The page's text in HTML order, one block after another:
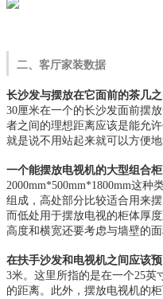
二、客厅家装数据
长沙发与摆放在它面前的茶几
30厘米在一个的长沙发面前摆
者之间的理想距离应该是能允
就是说不用站起来就可以方便
一个能摆放电视机的大型组合
2000mm*500mm*1800mm这种
组成，高处部分比较适合用来
而低处用于摆放电视的柜体厚
高度和横宽还要考虑与墙壁的面
在扶手沙发和电视机之间应该
3米。这里所指的是在一个25英
的距离。此外，摆放电视机的柜